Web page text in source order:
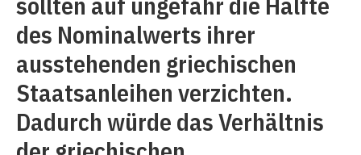
des Nominalwerts ihrer
ausstehenden griechischen
Staatsanleihen verzichten.
Dadurch würde das Verhältnis